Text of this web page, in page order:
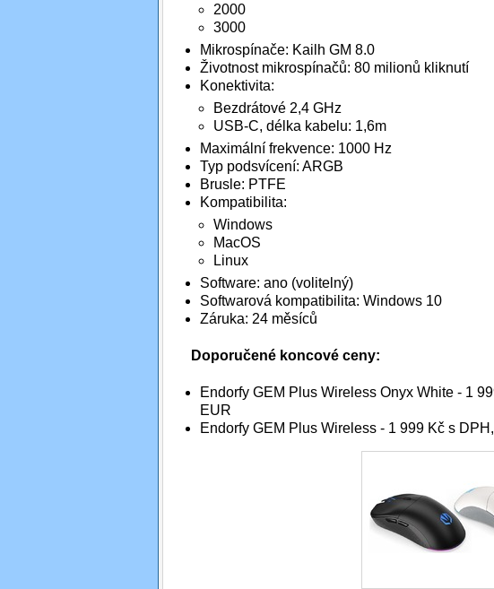
2000
3000
Mikrospínače: Kailh GM 8.0
Životnost mikrospínačů: 80 milionů kliknutí
Konektivita:
Bezdrátové 2,4 GHz
USB-C, délka kabelu: 1,6m
Maximální frekvence: 1000 Hz
Typ podsvícení: ARGB
Brusle: PTFE
Kompatibilita:
Windows
MacOS
Linux
Software: ano (volitelný)
Softwarová kompatibilita: Windows 10
Záruka: 24 měsíců
Doporučené koncové ceny:
Endorfy GEM Plus Wireless Onyx White - 1
EUR
Endorfy GEM Plus Wireless - 1 999 Kč s